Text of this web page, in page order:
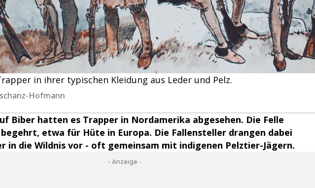
in ihrer typischen Kleidung aus Leder und Pelz.
Hofmann
Biber hatten es Trapper in Nordamerika abgesehen. Die Felle
etwa für Hüte in Europa. Die Fallensteller drangen dabei
in die Wildnis vor - oft gemeinsam mit indigenen Pelztier-Jägern.
- Anzeige -